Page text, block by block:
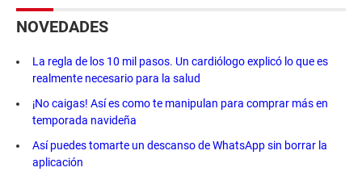
NOVEDADES
La regla de los 10 mil pasos. Un cardiólogo explicó lo que es
realmente necesario para la salud
¡No caigas! Así es como te manipulan para comprar más en
temporada navideña
Así puedes tomarte un descanso de WhatsApp sin borrar la
aplicación